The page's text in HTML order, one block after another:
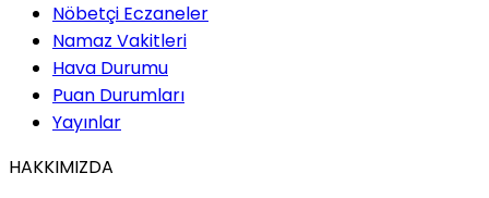
Nöbetçi Eczaneler
Namaz Vakitleri
Hava Durumu
Puan Durumları
Yayınlar
HAKKIMIZDA